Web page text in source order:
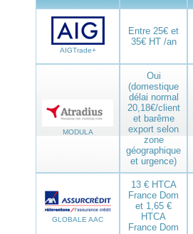
AIGTrade+
Entre 25€ et
35€ HT /an
MODULA
Oui
(domestique
délai normal
20,18€/client
et barême
export selon
zone
géographique
et urgence)
GLOBALE AAC
13 € HTCA
France Dom
et 1,65 €
HTCA
France Dom